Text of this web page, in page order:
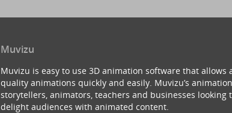
Muvizu
Muvizu is easy to use 3D animation software that allows
quality animations quickly and easily. Muvizu’s
storytellers, animators, teachers and businesses looking
delight audiences with animated content.